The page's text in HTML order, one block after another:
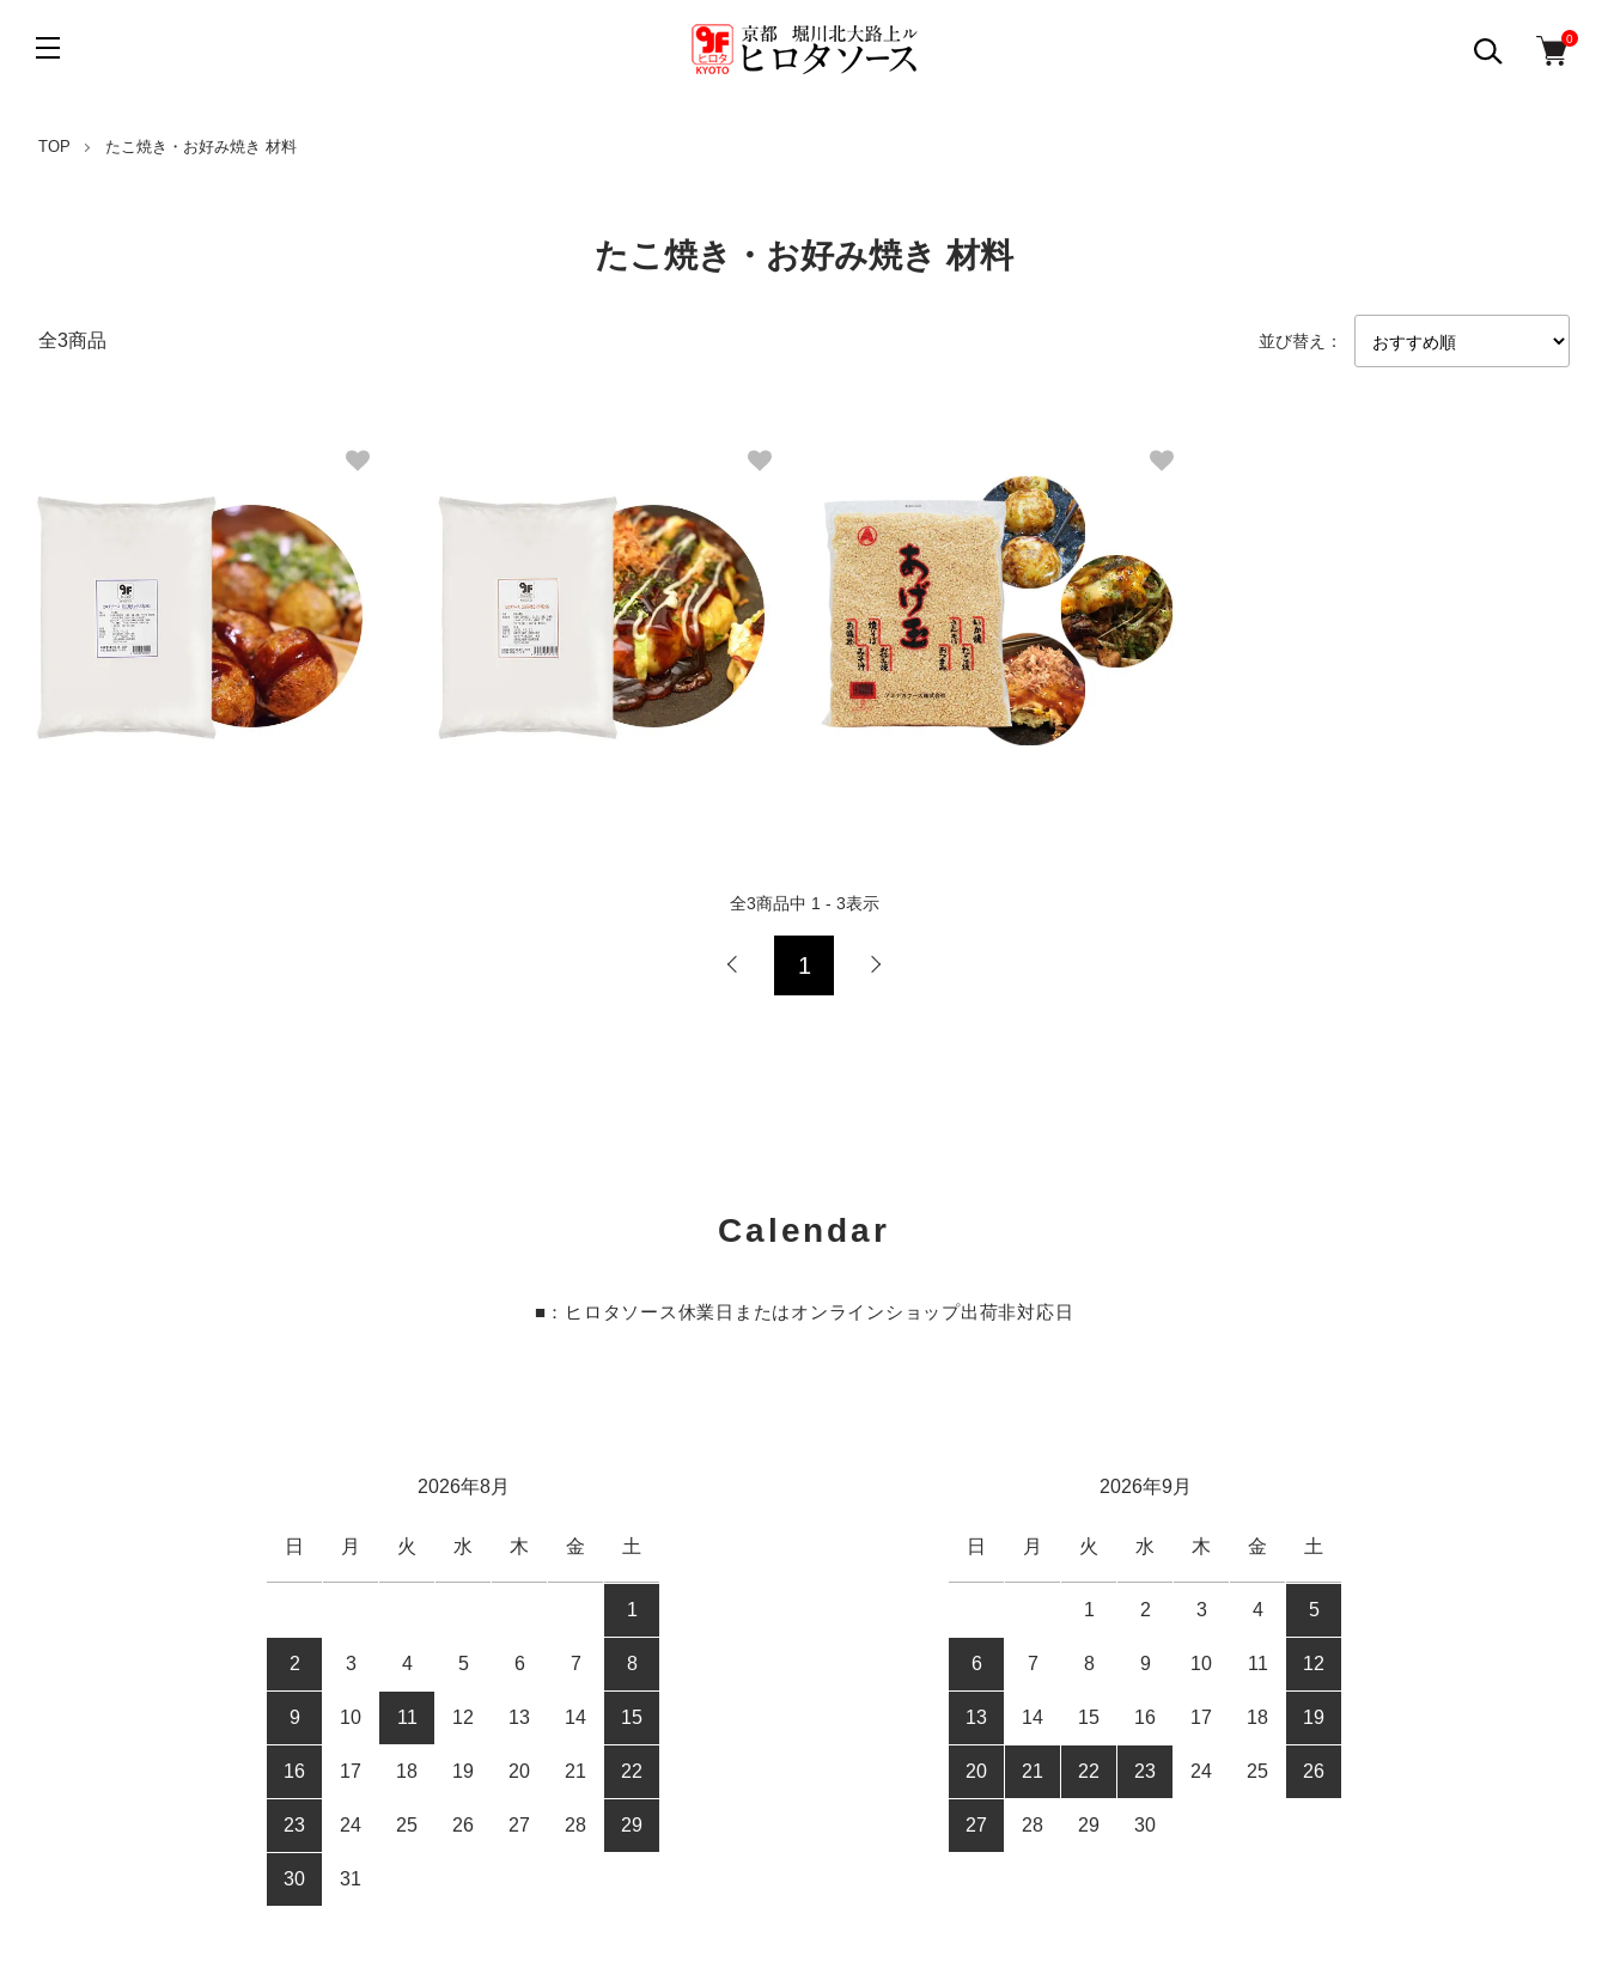
0
TOP たこ焼き・お好み焼き 材料
たこ焼き・お好み焼き 材料
全3商品 並び替え：
全3商品中 1 - 3表示
1
Calendar
■：ヒロタソース休業日またはオンラインショップ出荷非対応日
2026年8月
日 月 火 水 木 金 土
1
2 3 4 5 6 7 8
9 10 11 12 13 14 15
16 17 18 19 20 21 22
23 24 25 26 27 28 29
30 31
2026年9月
日 月 火 水 木 金 土
1 2 3 4 5
6 7 8 9 10 11 12
13 14 15 16 17 18 19
20 21 22 23 24 25 26
27 28 29 30